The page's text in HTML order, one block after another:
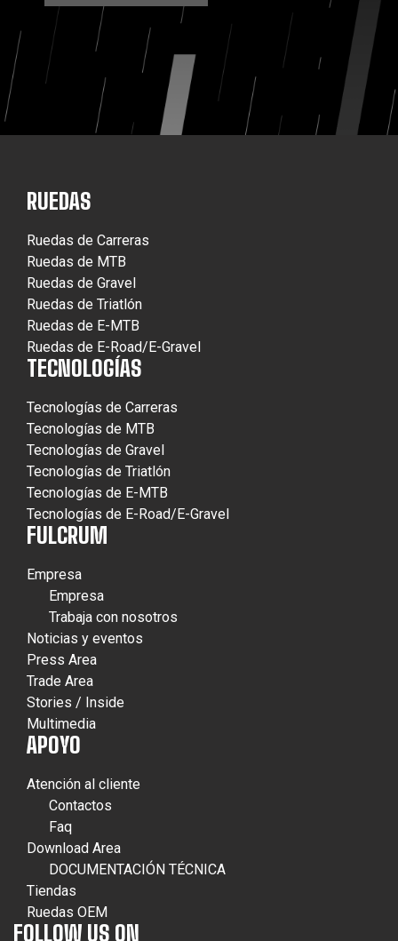
RUEDAS
Ruedas de Carreras
Ruedas de MTB
Ruedas de Gravel
Ruedas de Triatlón
Ruedas de E-MTB
Ruedas de E-Road/E-Gravel
TECNOLOGÍAS
Tecnologías de Carreras
Tecnologías de MTB
Tecnologías de Gravel
Tecnologías de Triatlón
Tecnologías de E-MTB
Tecnologías de E-Road/E-Gravel
FULCRUM
Empresa
Empresa
Trabaja con nosotros
Noticias y eventos
Press Area
Trade Area
Stories / Inside
Multimedia
APOYO
Atención al cliente
Contactos
Faq
Download Area
DOCUMENTACIÓN TÉCNICA
Tiendas
Ruedas OEM
FOLLOW US ON